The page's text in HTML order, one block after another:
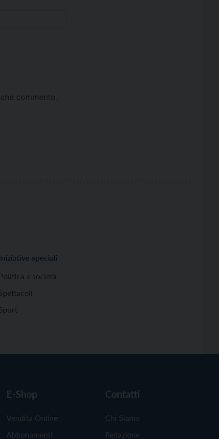
commento.
Iniziative speciali
Politica e società
E-Shop
Vendita Online
Abbonamenti
Contatti
Chi Siamo
Redazione